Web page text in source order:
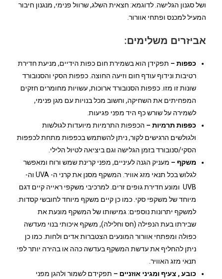
ושל סגנון הגלישה. לדוגמא: חצאית השלג, שרוול פנימי, מנגנון חיבור
המעיל למכנס ופתחי אוורור.
אביזרים משלימים:
כפפות – תפקידן הוא בשמירת חום כפות הידיים, מניעת חדירת
רטיבות ונידוף עודף חום וזיעה החוצה. כפפות הסקי והסנובורד
שונות זו מזו. כפפות הסנובורד ארוכות, עשויות מחומרים חזקים
המפחיתים את השחיקה, וחשוב מכל בנויות עם מגן פנימי,
לשמירה על שורש כף היד מפני פגיעות.
כפפות תרמיות – הכפפות התרמיות מיועדות לגולשות
ולגולשים הרגישים לקור, ניתן להשתמש בכפפות מתחת לכפפות
הסקי/סנובורד בזמן הגלישה וגם ביציאה לטיול הלילי.
משקף – מעניק הגנה לעיניים, מפני קרינת שמש ורוח ומאפשר
לגלוש בכל תנאי מזג אוויר. המשקף מסנן את קרני ה- UVA וה-
UVB ומונע חדירת גופים זרים. למרכיבי משקפי ראייה קיים דגם
מיוחד של משקפי סקי. כמו כן קיים משקף מיוחד לחובשי קסדות.
למשקף יתרונות נוספים: גמישותו של המשקף מונעת את
שבירתו בעת הנפילה (חס וחלילה), משקף איכותי בנוי מעדשה
כפולה ומפתחי אוורור המונעים הצטברות אדים ולחות. כמו כן
ניתן להחליף את עדשת המשקף בעדשה כהה או בהירה יותר לפי
תנאי מזג האוויר.
כובע , צעיף ומגיני אוזניים – תפקידם לשמור ולהגן מפני